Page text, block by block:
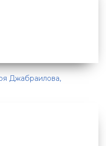
Джабраилова,